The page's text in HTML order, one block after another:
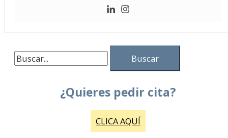
¿Quieres pedir cita?
CLICA AQUÍ